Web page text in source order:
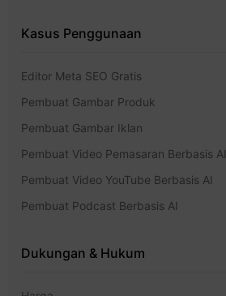
Kasus Penggunaan
Editor Meta SEO Gratis
Pembuat Gambar Produk
Pembuat Gambar Iklan
Pembuat Video Pemasaran Berbasis AI
Pembuat Video YouTube Berbasis AI
Pembuat Podcast Berbasis AI
Dukungan & Hukum